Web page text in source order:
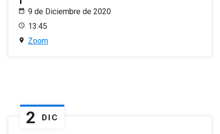
9 de Diciembre de 2020
13:45
Zoom
2 DIC